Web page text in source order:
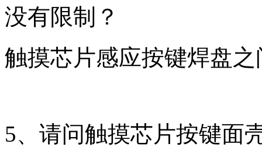
没有限制？
触摸芯片感应按键焊盘
5、请问触摸芯片按键面